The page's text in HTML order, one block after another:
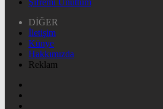
DİĞER
İletişim
Künye
Hakkımızda
Reklam